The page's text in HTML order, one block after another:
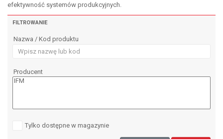
efektywność systemów produkcyjnych.
FILTROWANIE
Nazwa / Kod produktu
Producent
Tylko dostępne w magazynie